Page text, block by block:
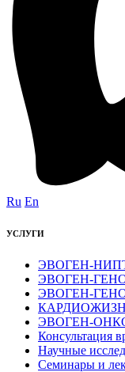
Ru En
УСЛУГИ
ЭВОГЕН-
ЭВОГЕН-
ЭВОГЕН-
ЭВОГЕН-
Консультация
Научные
Семинары и